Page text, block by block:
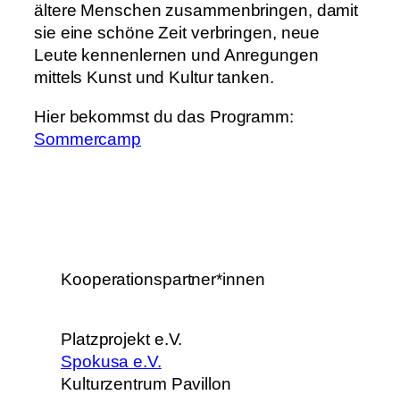
ältere Menschen zusammenbringen, damit
sie eine schöne Zeit verbringen, neue
Leute kennenlernen und Anregungen
mittels Kunst und Kultur tanken.
Hier bekommst du das Programm:
Sommercamp
Kooperationspartner*innen
Platzprojekt e.V.
Spokusa e.V.
Kulturzentrum Pavillon